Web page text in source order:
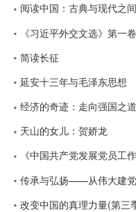
阅读中国：古典与现代之间
《习近平外交文选》第一
简读长征
延安十三年与毛泽东思想
经济的奇迹：走向强国之
天山的女儿：贺娇龙
《中国共产党发展党员工
传承与弘扬——从伟大建
改变中国的真理力量(第三